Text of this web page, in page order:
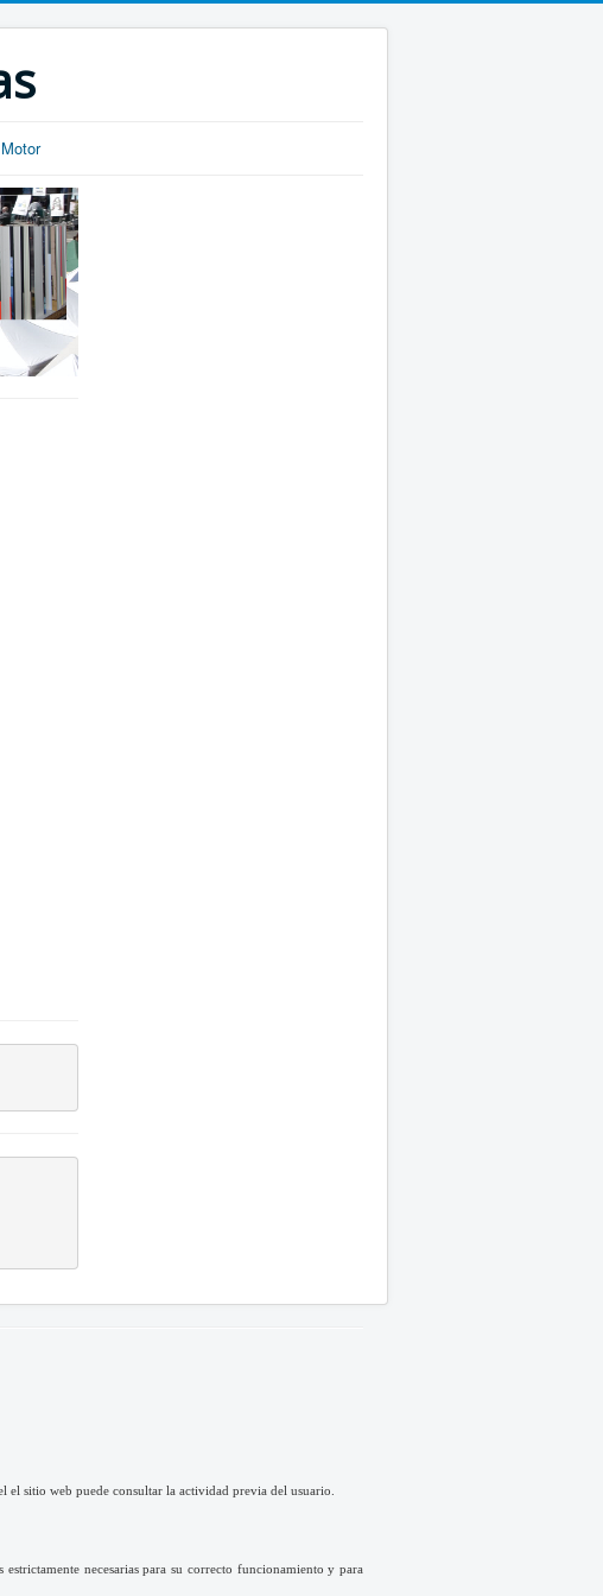
Motor
sitio web puede consultar la actividad previa del usuario.
necesarias para su correcto funcionamiento y para